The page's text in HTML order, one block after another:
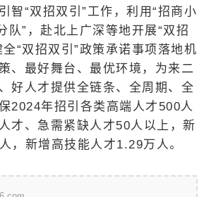
智“双招双引”工作，利用“招商小
队”，赴北上广深等地开展“双招
“双招双引”政策承诺事项落地机
、最好舞台、最优环境，为来二
好人才提供全链条、全周期、全
2024年招引各类高端人才500人
才、急需紧缺人才50人以上，新
，新增高技能人才1.29万人。